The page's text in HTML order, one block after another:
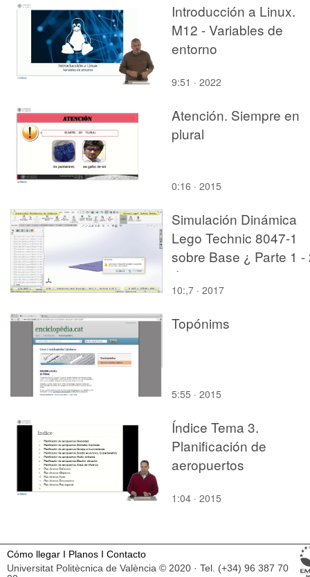
Introducción a Linux.
M12 - Variables de
entorno
9:51 · 2022
Atención. Siempre en
plural
0:16 · 2015
Simulación Dinámica
Lego Technic 8047-1
sobre Base ¿ Parte 1 -
de 5
10:,7 · 2017
Topónims
5:55 · 2015
Índice Tema 3.
Planificación de
aeropuertos
1:04 · 2015
Cómo llegar I Planos I Contacto
Universitat Politècnica de València © 2020 · Tel. (+34) 96 387 70